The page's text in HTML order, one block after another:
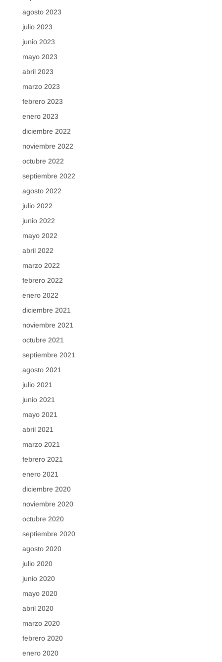
agosto 2023
julio 2023
junio 2023
mayo 2023
abril 2023
marzo 2023
febrero 2023
enero 2023
diciembre 2022
noviembre 2022
octubre 2022
septiembre 2022
agosto 2022
julio 2022
junio 2022
mayo 2022
abril 2022
marzo 2022
febrero 2022
enero 2022
diciembre 2021
noviembre 2021
octubre 2021
septiembre 2021
agosto 2021
julio 2021
junio 2021
mayo 2021
abril 2021
marzo 2021
febrero 2021
enero 2021
diciembre 2020
noviembre 2020
octubre 2020
septiembre 2020
agosto 2020
julio 2020
junio 2020
mayo 2020
abril 2020
marzo 2020
febrero 2020
enero 2020